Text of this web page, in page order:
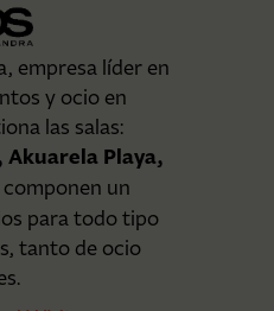
empresa líder en
y ocio en
las salas:
Akuarela Playa,
componen un
para todo tipo
tanto de ocio